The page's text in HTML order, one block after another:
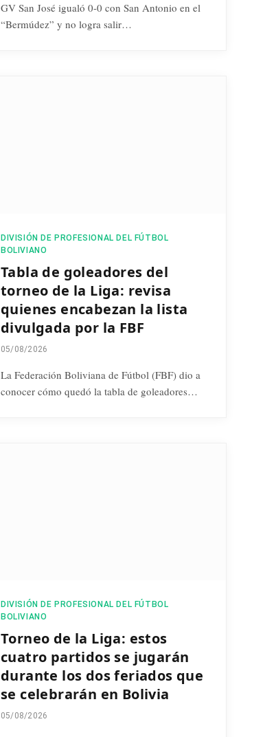
GV San José igualó 0-0 con San Antonio en el
“Bermúdez” y no logra salir…
DIVISIÓN DE PROFESIONAL DEL FÚTBOL
BOLIVIANO
Tabla de goleadores del
torneo de la Liga: revisa
quienes encabezan la lista
divulgada por la FBF
05/08/2026
La Federación Boliviana de Fútbol (FBF) dio a
conocer cómo quedó la tabla de goleadores…
DIVISIÓN DE PROFESIONAL DEL FÚTBOL
BOLIVIANO
Torneo de la Liga: estos
cuatro partidos se jugarán
durante los dos feriados que
se celebrarán en Bolivia
05/08/2026